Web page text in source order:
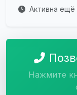
Активна ещё
Нажмите